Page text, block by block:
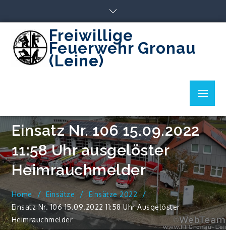
content
Freiwillige
Feuerwehr Gronau
(Leine)
Menu
Einsatz Nr. 106 15.09.2022
11:58 Uhr ausgelöster
Heimrauchmelder
Home Einsätze
Einsätze 2022
Einsatz Nr. 106 15.09.2022 11:58 Uhr Ausgelöster
Heimrauchmelder